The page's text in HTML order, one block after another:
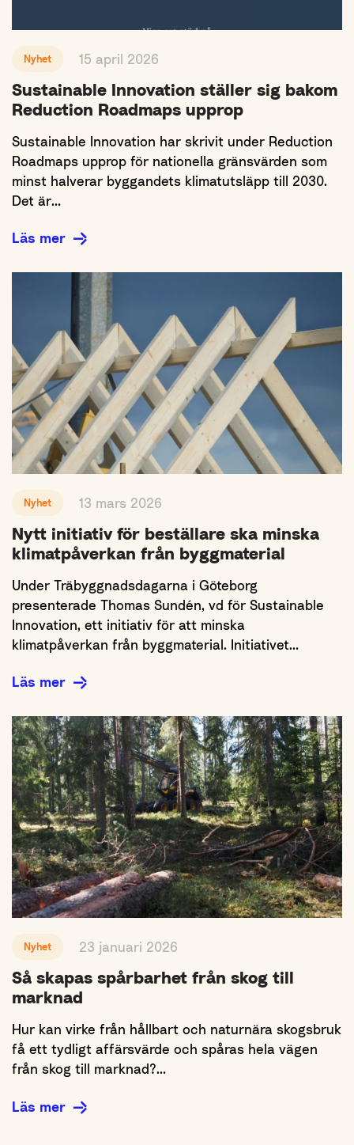
Nyhet 15 april 2026
Sustainable Innovation ställer sig bakom
Reduction Roadmaps upprop
Sustainable Innovation har skrivit under Reduction
Roadmaps upprop för nationella gränsvärden som
minst halverar byggandets klimatutsläpp till 2030.
Det är…
Läs mer
Nyhet 13 mars 2026
Nytt initiativ för beställare ska minska
klimatpåverkan från byggmaterial
Under Träbyggnadsdagarna i Göteborg
presenterade Thomas Sundén, vd för Sustainable
Innovation, ett initiativ för att minska
klimatpåverkan från byggmaterial. Initiativet…
Läs mer
Nyhet 23 januari 2026
Så skapas spårbarhet från skog till
marknad
Hur kan virke från hållbart och naturnära skogsbruk
få ett tydligt affärsvärde och spåras hela vägen
från skog till marknad?…
Läs mer